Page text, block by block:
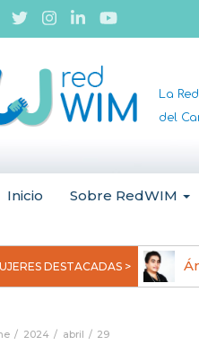
La
del
Inicio Sobre RedWIM
DESTACADAS >
pionera en
2024 abril 29